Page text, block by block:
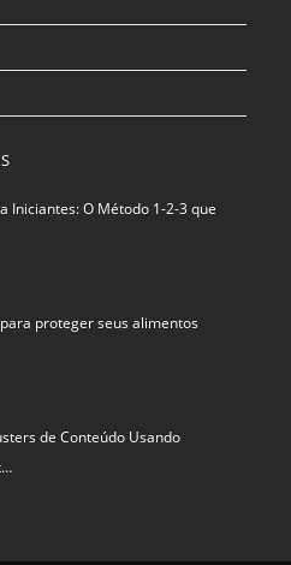
Iniciantes: O Método 1-2-3 que
proteger seus alimentos
de Conteúdo Usando